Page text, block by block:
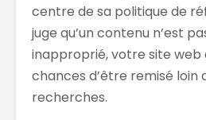
centre de sa politique de
juge qu’un contenu n’est
inapproprié, votre site web
chances d’être remisé loin
recherches.